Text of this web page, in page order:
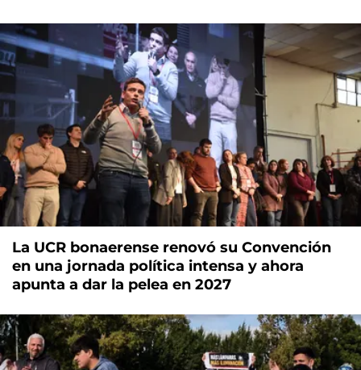
La UCR bonaerense renovó su Convención
en una jornada política intensa y ahora
apunta a dar la pelea en 2027